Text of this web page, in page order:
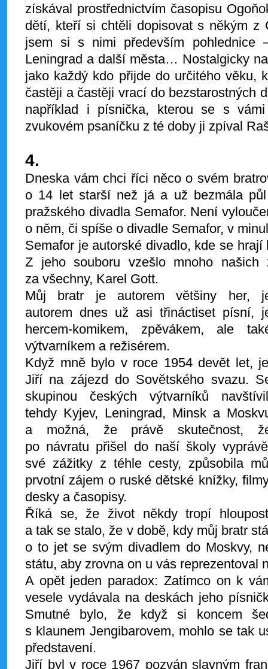
získával prostřednictvím časopisu
dětí, kteří si chtěli dopisovat s někým z
jsem si s nimi především pohlednice
Leningrad a další města… Nostalgicky
jako každý kdo přijde do určitého věku,
častěji a častěji vrací do bezstarostných
například i písnička, kterou se s
zvukovém psaníčku z té doby ji zpíval
4.
Dneska vám chci říci něco o svém
o 14 let starší než já a už bezmála
pražského divadla Semafor. Není
o něm, či spíše o divadle Semafor, v
Semafor je autorské divadlo, kde se
Z jeho souboru vzešlo mnoho našich
za všechny, Karel Gott.
Můj bratr je autorem většiny her,
autorem dnes už asi třináctiset písní,
hercem-komikem, zpěvákem, ale
výtvarníkem a režisérem.
Když mně bylo v roce 1954 devět let,
Jiří na zájezd do Sovětského svazu.
skupinou českých výtvarníků
tehdy Kyjev, Leningrad, Minsk a
a možná, že právě skutečnost,
po návratu přišel do naší školy
své zážitky z téhle cesty, způsobila
prvotní zájem o ruské dětské knížky,
desky a časopisy.
Říká se, že život někdy tropí
a tak se stalo, že v době, kdy můj bratr
o to jet se svým divadlem do Moskvy,
státu, aby zrovna on u vás reprezentoval
A opět jeden paradox: Zatímco on k
vesele vydávala na deskách jeho
Smutné bylo, že když si koncem
s klaunem Jengibarovem, mohlo se tak
představení.
Jiří byl v roce 1967 pozván slavným